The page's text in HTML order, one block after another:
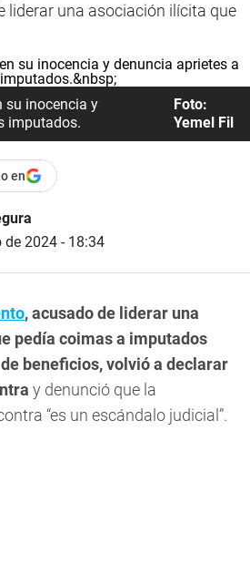
liderar una asociación ilícita que
su inocencia y
imputados.
Foto:
Yemel Fil
en
2024 - 18:34
, acusado de liderar una
pedía coimas a imputados
beneficios, volvió a declarar
y denunció que la
“es un escándalo judicial”.